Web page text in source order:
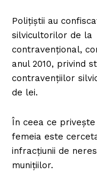
Poliţiştii au
silvicultorilor de la
contravenţional,
anul 2010, privind
contravenţiilor
de lei.
În ceea ce
femeia este
infracţiunii de
muniţiilor.